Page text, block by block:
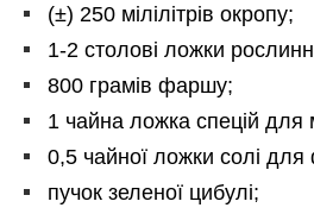
(±) 250 мілілітрів окропу;
1-2 столові ложки
800 грамів фаршу;
1 чайна ложка спецій для
0,5 чайної ложки солі
пучок зеленої цибулі;